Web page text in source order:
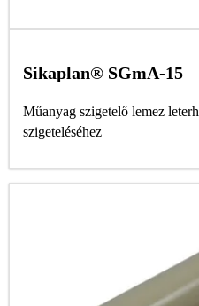
Sikaplan® SGmA-15
Műanyag szigetelő lemez
szigeteléséhez